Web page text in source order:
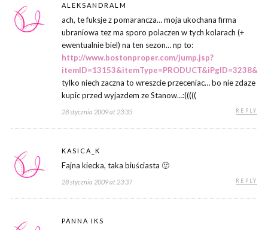
ALEKSANDRALM
ach, te fuksje z pomarancza… moja ukochana firma
ubraniowa tez ma sporo polaczen w tych kolarach (+
ewentualnie biel) na ten sezon… np to:
http://www.bostonproper.com/jump.jsp?
tylko niech zaczna to wreszcie przeceniac… bo nie zdaze
kupic przed wyjazdem ze Stanow…:(((((
28 stycznia 2009 at 23:35 REPLY
KASICA_K
Fajna kiecka, taka biuściasta 🙂
28 stycznia 2009 at 23:37 REPLY
PANNA IKS